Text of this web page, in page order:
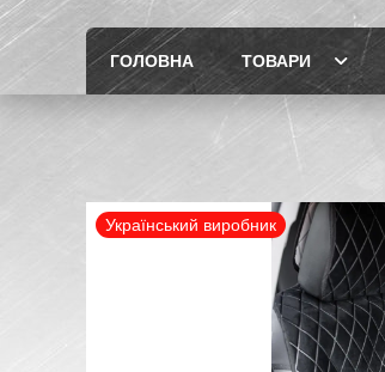
ГОЛОВНА ТОВАРИ
Український виробник